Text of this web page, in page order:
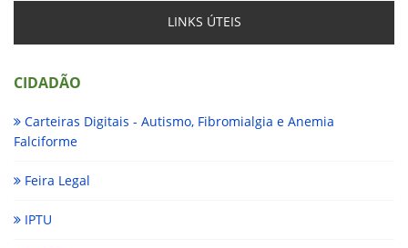
LINKS ÚTEIS
CIDADÃO
Carteiras Digitais - Autismo, Fibromialgia e Anemia
Falciforme
Feira Legal
IPTU